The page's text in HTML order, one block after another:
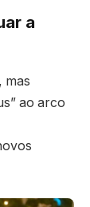
a
mas
ao arco